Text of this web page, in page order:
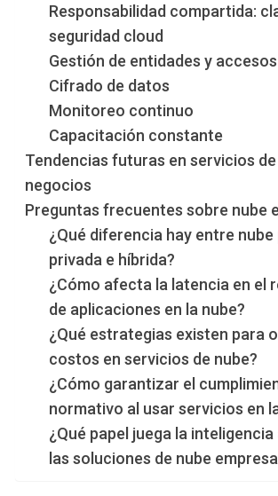
Responsabilidad compartida:
seguridad cloud
Gestión de entidades y
Cifrado de datos
Monitoreo continuo
Capacitación constante
Tendencias futuras en servicios
negocios
Preguntas frecuentes sobre nube
¿Qué diferencia hay entre nube
privada e híbrida?
¿Cómo afecta la latencia en el
de aplicaciones en la nube?
¿Qué estrategias existen para
costos en servicios de nube?
¿Cómo garantizar el
normativo al usar servicios en
¿Qué papel juega la
las soluciones de nube